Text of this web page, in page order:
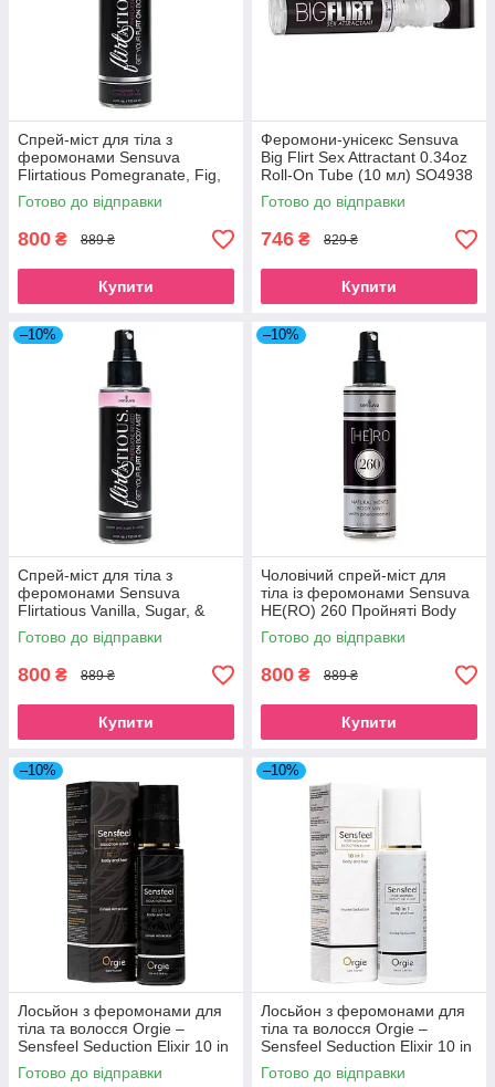
Спрей-міст для тіла з
феромонами Sensuva
Flirtatious Pomegranate, Fig,
Coconut & Plumeria (125 мл)
SO4940
Готово до відправки
800 ₴ 889 ₴
Купити
Феромони-унісекс Sensuva
Big Flirt Sex Attractant 0.34oz
Roll-On Tube (10 мл) SO4938
Готово до відправки
746 ₴ 829 ₴
Купити
–10%
Спрей-міст для тіла з
феромонами Sensuva
Flirtatious Vanilla, Sugar, &
Sweet Pea (125 мл) SO4939
Готово до відправки
800 ₴ 889 ₴
Купити
–10%
Чоловічий спрей-міст для
тіла із феромонами Sensuva
HE(RO) 260 Пройняті Body
Mist for Him SO4941
Готово до відправки
800 ₴ 889 ₴
Купити
–10%
Лосьйон з феромонами для
тіла та волосся Orgie –
Sensfeel Seduction Elixir 10 in
1 for Man (100 мл)
Готово до відправки
–10%
Лосьйон з феромонами для
тіла та волосся Orgie –
Sensfeel Seduction Elixir 10 in
1 for Woman (100 мл)
Готово до відправки